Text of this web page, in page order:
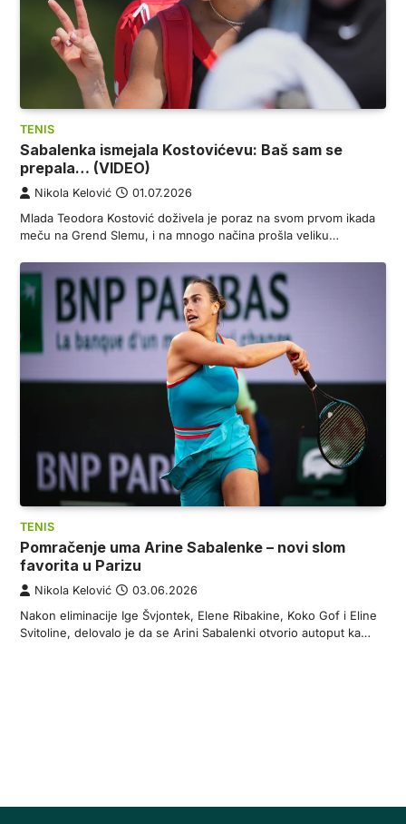
TENIS
Sabalenka ismejala Kostovićevu: Baš sam se
prepala… (VIDEO)
Nikola Kelović 01.07.2026
Mlada Teodora Kostović doživela je poraz na svom prvom ikada
meču na Grend Slemu, i na mnogo načina prošla veliku…
TENIS
Pomračenje uma Arine Sabalenke – novi slom
favorita u Parizu
Nikola Kelović 03.06.2026
Nakon eliminacije Ige Švjontek, Elene Ribakine, Koko Gof i Eline
Svitoline, delovalo je da se Arini Sabalenki otvorio autoput ka…